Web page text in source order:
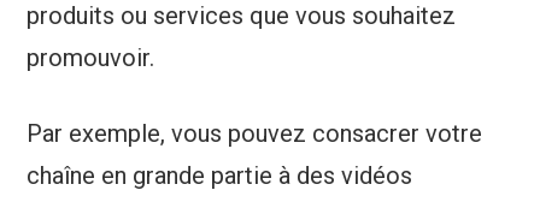
produits ou services que vous souhaitez
promouvoir.
Par exemple, vous pouvez consacrer votre
chaîne en grande partie à des vidéos